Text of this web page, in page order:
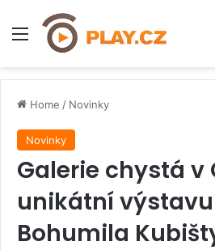
Menu
Home / Novinky
Novinky
Galerie chystá v
unikátní
Bohumila